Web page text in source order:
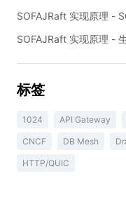
SOFAJRaft 实现原理 -
SOFAJRaft 实现原理 -
标签
1024 API Gateway
CNCF DB Mesh
HTTP/QUIC